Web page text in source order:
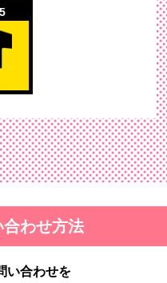
わせ方法
い合わせを